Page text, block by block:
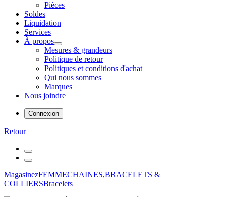
Pièces
Soldes
Liquidation
Services
À propos
Mesures & grandeurs
Politique de retour
Politiques et conditions d'achat
Qui nous sommes
Marques
Nous joindre
Connexion
Retour
MagasinezFEMMECHAINES,BRACELETS &
COLLIERSBracelets